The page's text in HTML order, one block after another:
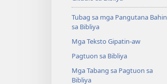
Tubag sa mga Pangutana Bahin
sa Bibliya
Mga Teksto Gipatin-aw
Pagtuon sa Bibliya
Mga Tabang sa Pagtuon sa
Bibliya